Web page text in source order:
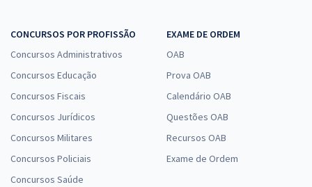
CONCURSOS POR PROFISSÃO
Concursos Administrativos
Concursos Educação
Concursos Fiscais
Concursos Jurídicos
Concursos Militares
Concursos Policiais
Concursos Saúde
EXAME DE ORDEM
OAB
Prova OAB
Calendário OAB
Questões OAB
Recursos OAB
Exame de Ordem